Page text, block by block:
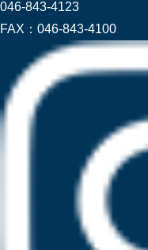
046-843-4123
FAX： 046-843-4100